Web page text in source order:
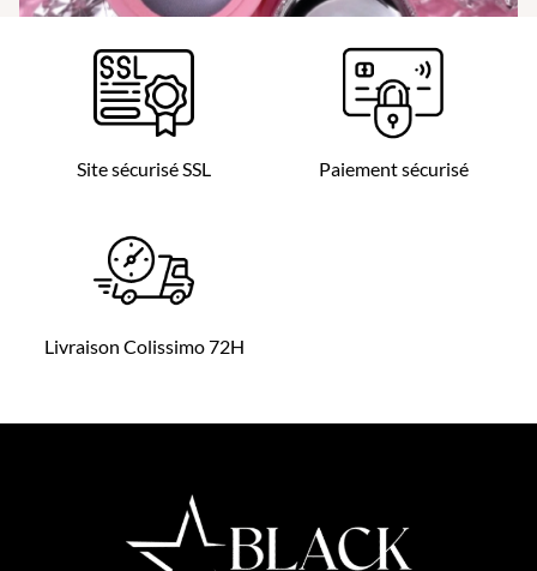
Site sécurisé SSL Paiement sécurisé
Livraison Colissimo 72H